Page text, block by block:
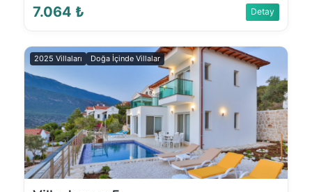
7.064 ₺ Detay
2025 Villaları Doğa İçinde Villalar